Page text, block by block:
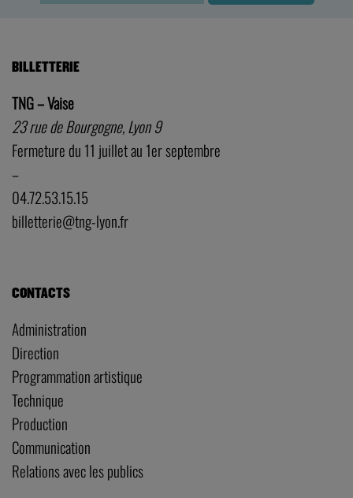
BILLETTERIE
TNG – Vaise
23 rue de Bourgogne, Lyon 9
Fermeture du 11 juillet au 1er septembre
billetterie@tng-lyon.fr
CONTACTS
Administration
Direction
Programmation artistique
Technique